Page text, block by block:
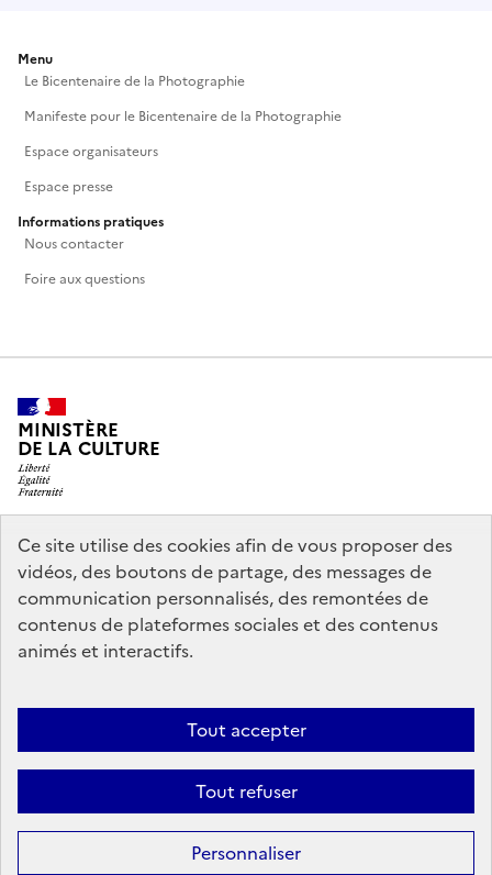
Ce site utilise des cookies afin de vous proposer des
vidéos, des boutons de partage, des messages de
communication personnalisés, des remontées de
contenus de plateformes sociales et des contenus
animés et interactifs.
Tout accepter
Tout refuser
Personnaliser
Menu
Le Bicentenaire de la Photographie
Manifeste pour le Bicentenaire de la Photographie
Espace organisateurs
Espace presse
Informations pratiques
Nous contacter
Foire aux questions
MINISTÈRE
DE LA CULTURE
legifrance.gouv.fr
info.gouv.fr
service-public.gouv.fr
data.gouv.fr
Politique d’utilisation des témoins de connexion (cookies)
Politique
Mentions légales
Nous contacter
Sauf mention contraire, tous les contenus de ce site sont sous